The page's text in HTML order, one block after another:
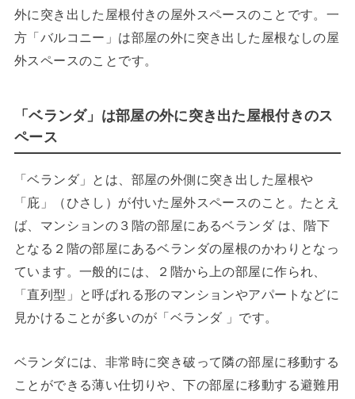
外に突き出した屋根付きの屋外スペースのことです。一
方「バルコニー」は部屋の外に突き出した屋根なしの屋
外スペースのことです。
「ベランダ」は部屋の外に突き出た屋根付きのス
ペース
「ベランダ」とは、部屋の外側に突き出した屋根や
「庇」（ひさし）が付いた屋外スペースのこと。たとえ
ば、マンションの３階の部屋にあるベランダ は、階下
となる２階の部屋にあるベランダの屋根のかわりとなっ
ています。一般的には、２階から上の部屋に作られ、
「直列型」と呼ばれる形のマンションやアパートなどに
見かけることが多いのが「ベランダ 」です。
ベランダには、非常時に突き破って隣の部屋に移動する
ことができる薄い仕切りや、下の部屋に移動する避難用